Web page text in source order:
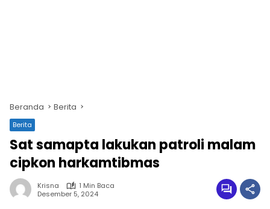
Beranda Berita
Berita
Sat samapta lakukan patroli malam
cipkon harkamtibmas
Krisna
1 Min Baca
Desember 5, 2024